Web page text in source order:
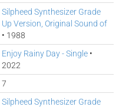
Silpheed Synthesizer Grade
Up Version, Original Sound of
• 1988
Enjoy Rainy Day - Single •
2022
7
Silpheed Synthesizer Grade